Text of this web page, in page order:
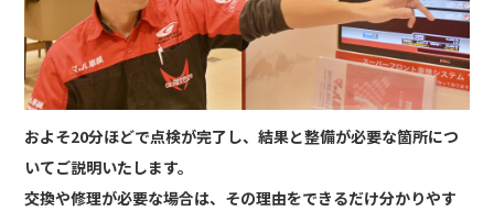
およそ20分ほどで点検が完了し、結果と整備が必要な箇所につ
いてご説明いたします。
交換や修理が必要な場合は、その理由をできるだけ分かりやす